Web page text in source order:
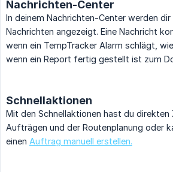
Nachrichten-Center
In deinem Nachrichten-Center werden dir
Nachrichten angezeigt. Eine Nachricht
wenn ein TempTracker Alarm schlägt,
wenn ein Report fertig gestellt ist zum
Schnellaktionen
Mit den Schnellaktionen hast du direkten
Aufträgen und der Routenplanung oder
einen Auftrag manuell erstellen.